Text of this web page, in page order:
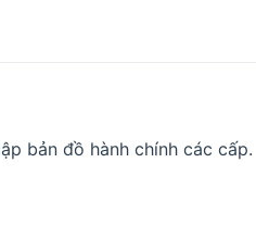
bản đồ hành chính các cấp.